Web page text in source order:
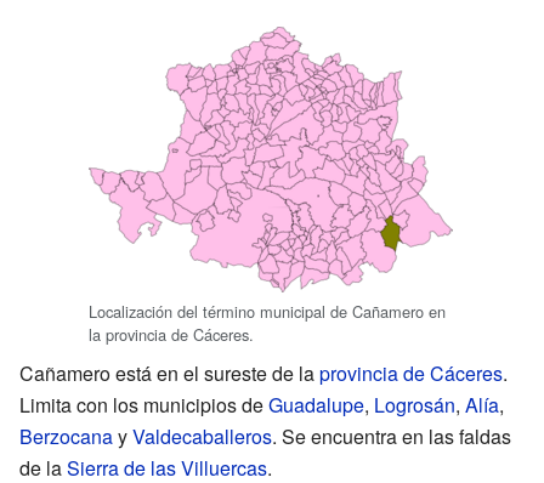
Localización del término municipal de Cañamero en
la provincia de Cáceres.
Cañamero está en el sureste de laprovincia de Cáceres.
Limita con los municipios deGuadalupe, Logrosán, Alía,
BerzocanayValdecaballeros. Se encuentra en las faldas
de laSierra de las Villuercas.